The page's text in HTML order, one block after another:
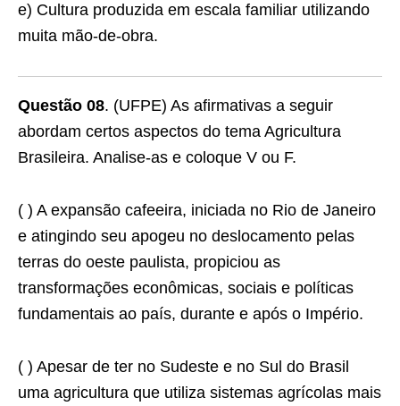
e) Cultura produzida em escala familiar utilizando
muita mão-de-obra.
Questão 08. (UFPE) As afirmativas a seguir
abordam certos aspectos do tema Agricultura
Brasileira. Analise-as e coloque V ou F.
( ) A expansão cafeeira, iniciada no Rio de Janeiro
e atingindo seu apogeu no deslocamento pelas
terras do oeste paulista, propiciou as
transformações econômicas, sociais e políticas
fundamentais ao país, durante e após o Império.
( ) Apesar de ter no Sudeste e no Sul do Brasil
uma agricultura que utiliza sistemas agrícolas mais